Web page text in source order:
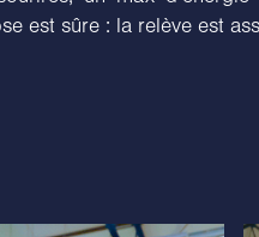
est sûre : la relève est